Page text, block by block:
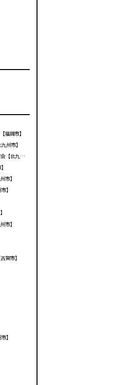
福岡市】
州市】
(公財)北九州観光コンベンション協会【北九州市】
市】
】
市】
賀市】
】